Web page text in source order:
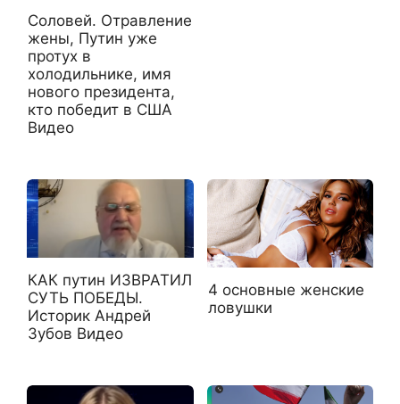
Соловей. Отравление
жены, Путин уже
протух в
холодильнике, имя
нового президента,
кто победит в США
Видео
КАК путин ИЗВРАТИЛ
СУТЬ ПОБЕДЫ.
Историк Андрей
Зубов Видео
4 основные женские
ловушки